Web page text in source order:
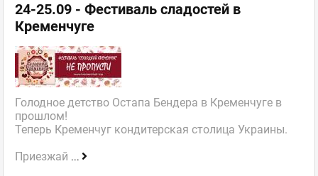
24-25.09 - Фестиваль сладостей в
Кременчуге
Голодное детство Остапа Бендера в Кременчуге в
прошлом!
Теперь Кременчуг кондитерская столица Украины.
Приезжай ...